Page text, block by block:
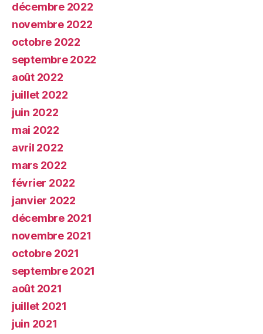
décembre 2022
novembre 2022
octobre 2022
septembre 2022
août 2022
juillet 2022
juin 2022
mai 2022
avril 2022
mars 2022
février 2022
janvier 2022
décembre 2021
novembre 2021
octobre 2021
septembre 2021
août 2021
juillet 2021
juin 2021